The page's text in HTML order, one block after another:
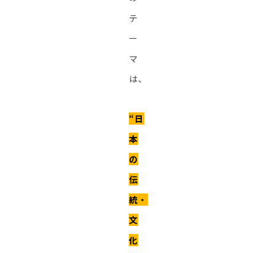
テ
ー
マ
は、
“日
本
の
伝
統・
文
化